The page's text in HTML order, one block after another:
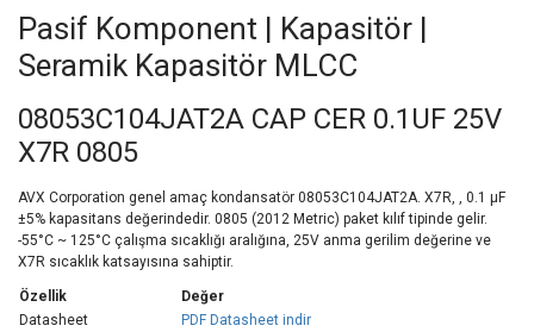
Pasif Komponent | Kapasitör |
Seramik Kapasitör MLCC
08053C104JAT2A CAP CER 0.1UF 25V
X7R 0805
AVX Corporation genel amaç kondansatör 08053C104JAT2A. X7R, , 0.1 µF
±5% kapasitans değerindedir. 0805 (2012 Metric) paket kılıf tipinde gelir.
-55°C ~ 125°C çalışma sıcaklığı aralığına, 25V anma gerilim değerine ve
X7R sıcaklık katsayısına sahiptir.
Özellik
Değer
Datasheet
PDF Datasheet indir